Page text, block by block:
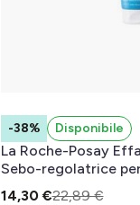
-38% Disponibile
La Roche-Posay
Sebo-regolatrice
o a tendenza
14,30 €22,89 €